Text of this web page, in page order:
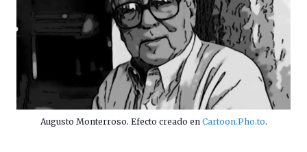
Augusto Monterroso. Efecto creado en Cartoon.Pho.to.